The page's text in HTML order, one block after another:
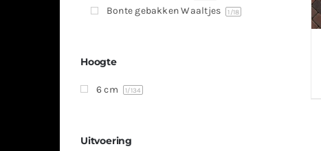
Bonte gebakken Waaltjes 1/18
Hoogte
6 cm 1/134
Uitvoering